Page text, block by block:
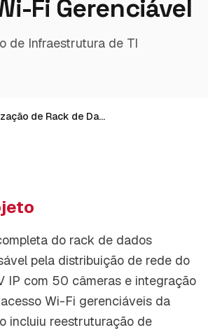
Fi Gerenciável
de Infraestrutura de TI
Organização de Rack de Dados para Sistema CFTV e Wi-Fi Gerenciável
do rack de dados
pela distribuição de rede do
IP com 50 câmeras e integração
Wi-Fi gerenciáveis da
incluiu reestruturação de